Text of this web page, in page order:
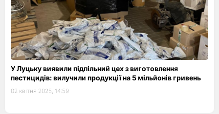
У Луцьку виявили підпільний цех з виготовлення
пестицидів: вилучили продукції на 5 мільйонів гривень
02 квітня 2025, 14:59